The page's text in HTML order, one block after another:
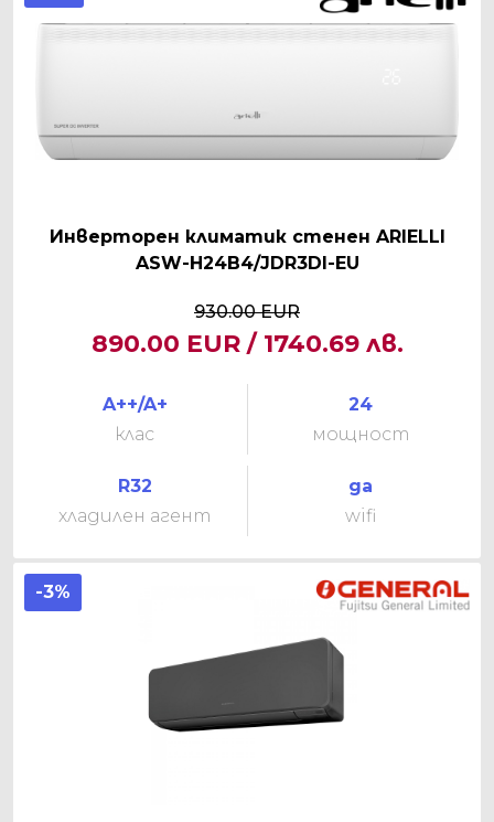
Инверторен климатик стенен ARIELLI
ASW-H24B4/JDR3DI-EU
930.00 EUR
890.00 EUR / 1740.69 лв.
A++/A+
клас
24
мощност
R32
хладилен агент
да
wifi
-3%